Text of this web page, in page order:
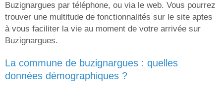
Buzignargues par téléphone, ou via le web. Vous pourrez
trouver une multitude de fonctionnalités sur le site aptes
à vous faciliter la vie au moment de votre arrivée sur
Buzignargues.
la commune de buzignargues : quelles
données démographiques ?